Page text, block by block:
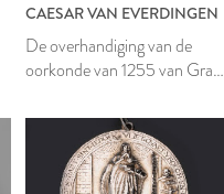
CAESAR VAN EVERDINGEN
De overhandiging van de
oorkonde van 1255 van Graaf
Heemraden van Rijnland